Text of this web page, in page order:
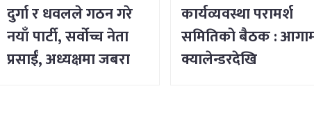
दुर्गा र धवलले गठन गरे
नयाँ पार्टी, सर्वोच्च नेता
प्रसाईं, अध्यक्षमा जबरा
कार्यव्यवस्था परामर्श
समितिको बैठक :
क्यालेन्डरदेखि